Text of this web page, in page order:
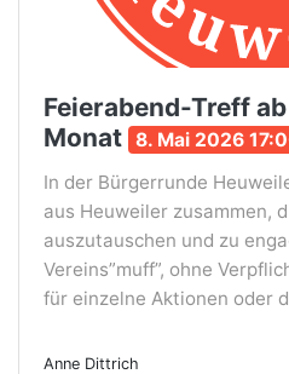
Feierabend-Treff
Monat 8. Mai 2026
In der Bürgerrunde
aus Heuweiler zusammen,
auszutauschen und zu
Vereins”muff”, ohne
für einzelne Aktionen oder
Anne Dittrich